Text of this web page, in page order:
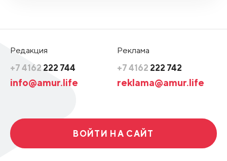
Редакция
+7 4162 222 744
info@amur.life
Реклама
+7 4162 222 742
reklama@amur.life
ВОЙТИ НА САЙТ